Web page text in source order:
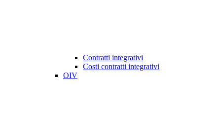
Contratti integrativi
Costi contratti integrativi
OIV